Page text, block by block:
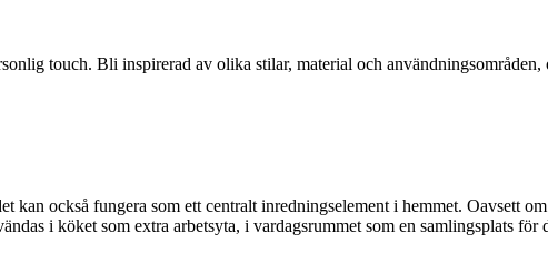
touch. Bli inspirerad av olika stilar, material och användningsområden,
också fungera som ett centralt inredningselement i hemmet. Oavsett
i köket som extra arbetsyta, i vardagsrummet som en samlingsplats